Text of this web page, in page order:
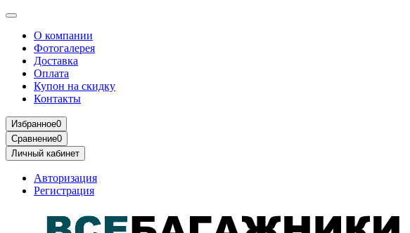
О компании
Фотогалерея
Доставка
Оплата
Купон на скидку
Контакты
Избранное0
Сравнение0
Личный кабинет
Авторизация
Регистрация